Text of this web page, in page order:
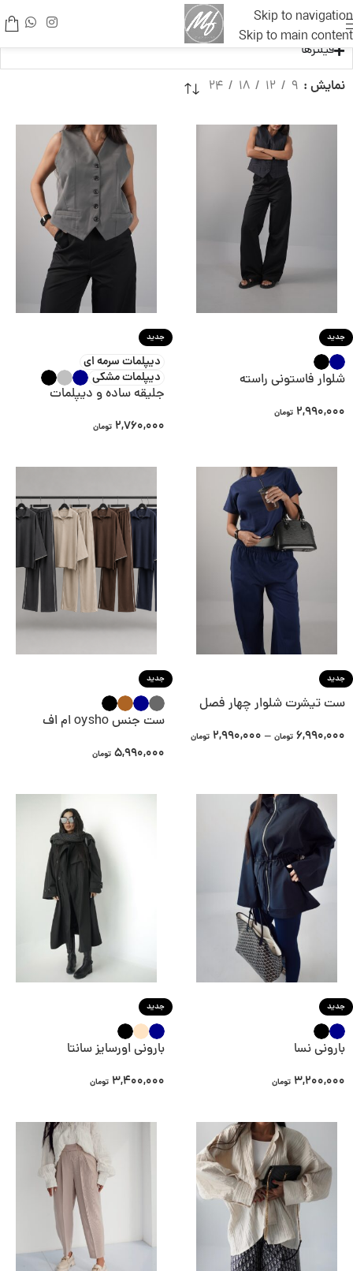
Skip to navigation
Skip to main content
فیلترها
نمایش
9
12
18
24
جدید
شلوار فاستونی راسته
2,990,000 تومان
جدید
دیپلمات سرمه ای
دیپلمات مشکی
جلیقه ساده و دیپلمات
2,760,000 تومان
جدید
ست تیشرت شلوار چهار فصل
6,990,000 تومان –
2,990,000 تومان
جدید
ست جنس oysho ام اف
5,990,000 تومان
جدید
بارونی نسا
3,200,000 تومان
جدید
بارونی اورسایز سانتا
3,400,000 تومان